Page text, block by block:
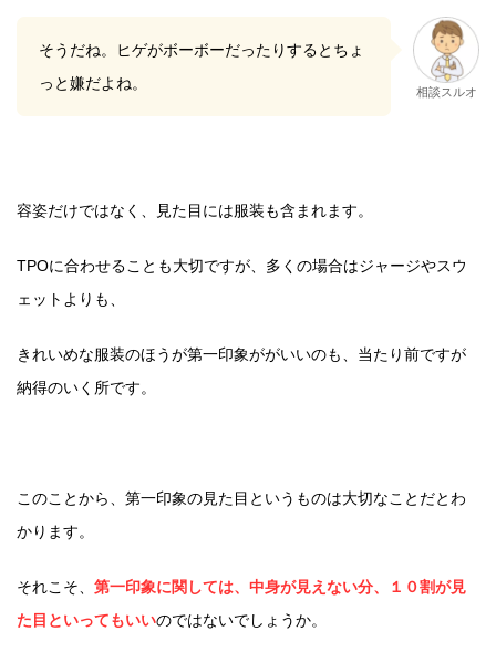
そうだね。ヒゲがボーボーだったりするとちょ
っと嫌だよね。
相談スルオ
容姿だけではなく、見た目には服装も含まれます。
TPOに合わせることも大切ですが、多くの場合はジャージやスウ
ェットよりも、
きれいめな服装のほうが第一印象ががいいのも、当たり前ですが
納得のいく所です。
このことから、 第一印象の見た目というものは大切なことだとわ
かります。
それこそ、 第一印象に関しては、中身が見えない分、１０割が見
た目といってもいいのではないでしょうか。